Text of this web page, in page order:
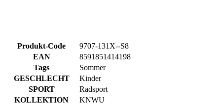
Produkt-Code
9707-131X--S8
EAN
8591851414198
Tags
Sommer
GESCHLECHT
Kinder
SPORT
Radsport
KOLLEKTION
KNWU